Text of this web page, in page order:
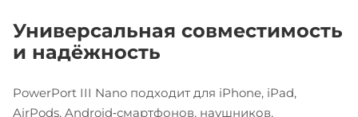
Универсальная совместимость
и надёжность
PowerPort III Nano подходит для iPhone, iPad,
AirPods, Android‑смартфонов, наушников,